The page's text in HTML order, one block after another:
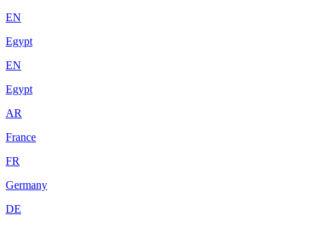
EN
Egypt
EN
Egypt
AR
France
FR
Germany
DE